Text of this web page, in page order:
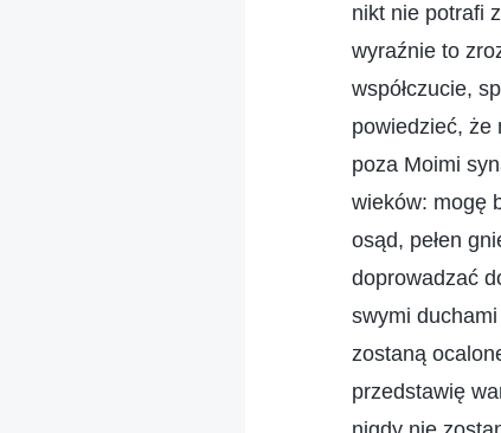
nikt nie potrafi
wyraźnie to
współczucie,
powiedzieć, że
poza Moimi
wieków: mogę
osąd, pełen
doprowadzać
swymi
zostaną
przedstawię